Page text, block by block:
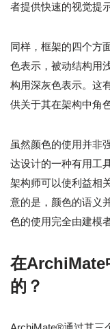
者提供快速的视觉提示
同样，框架的四个方
色表示，被动结构用
构用深灰色表示。这
供关于其在架构中角
虽然颜色的使用并非
达设计的一种有用工
架构师可以使利益相
意的是，颜色的语义
色的使用完全由建模
在ArchiMate
的？